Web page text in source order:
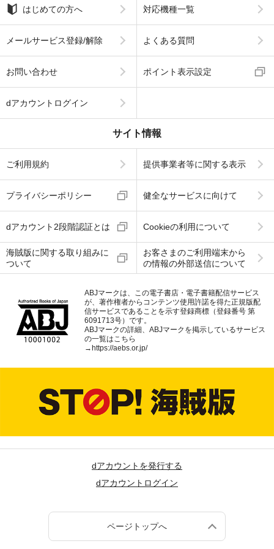
はじめての方へ 対応機種一覧
メールサービス登録/解除 よくある質問
お問い合わせ ポイント表示設定
dアカウントログイン
サイト情報
ご利用規約 提供事業者等に関する表示
プライバシーポリシー 健全なサービスに向けて
dアカウント2段階認証とは Cookieの利用について
海賊版に関する取り組みに
ついて
お客さまのご利用端末から
の情報の外部送信について
ABJマークは、この電子書店・電子書籍配信サービス
が、著作権者からコンテンツ使用許諾を得た正規版配
信サービスであることを示す登録商標（登録番号 第
6091713号）です。
ABJマークの詳細、ABJマークを掲示しているサービス
の一覧はこちら
→ https://aebs.or.jp/
dアカウントを発行する
dアカウントログイン
ページトップへ